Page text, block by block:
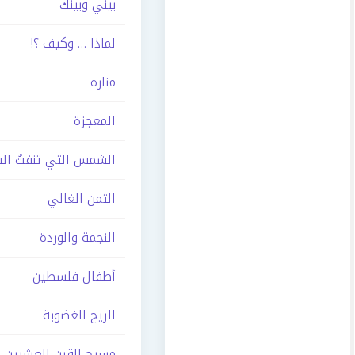
لماذا … وكيف ؟!
مناره
المعجزة
الشمس التي تنفثُ
الثمن الغالي
النجمة والوردة
أطفال فلسطين
الريح الغضوبة